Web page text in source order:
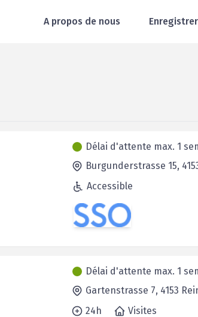
A propos de nous Enregistrer
Délai d'attente max. 1
Burgunderstrasse 15,
Accessible
Délai d'attente max. 1
Gartenstrasse 7, 4153
24h
Visites